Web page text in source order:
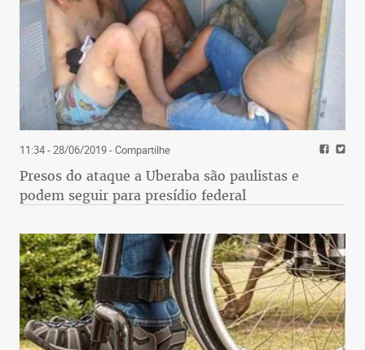
11:34 - 28/06/2019- Compartilhe
Presos do ataque a Uberaba são paulistas e
podem seguir para presídio federal